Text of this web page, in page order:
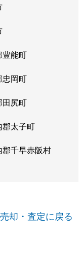
豊能町
忠岡町
田尻町
郡太子町
郡千早赤阪村
却・査定に戻る